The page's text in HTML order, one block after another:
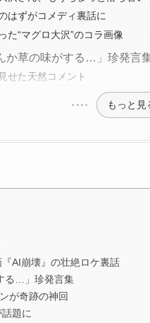
はずがコメディ裏話に
た“マグロ大沢”のコラ画像
か草の味がする…」珍発言
せた天然コメント
もっと見
AI崩壊』の壮絶ロケ裏話
る…」珍発言集
が奇跡の神回
題に